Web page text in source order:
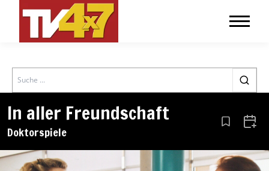
Search
In aller Freundschaft
Doktorspiele Aus den